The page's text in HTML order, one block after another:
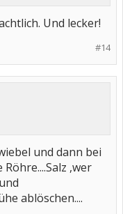
Und lecker!
#14
und dann bei
,wer
ablöschen....